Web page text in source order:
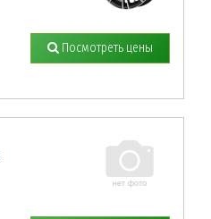
Посмотреть цены